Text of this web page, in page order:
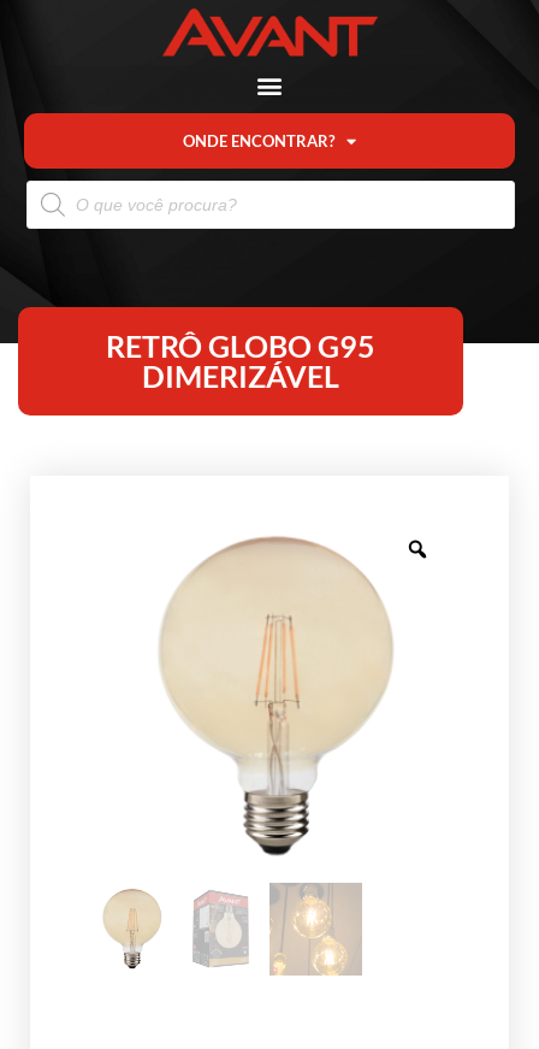
ONDE ENCONTRAR?
RETRÔ GLOBO G95
DIMERIZÁVEL